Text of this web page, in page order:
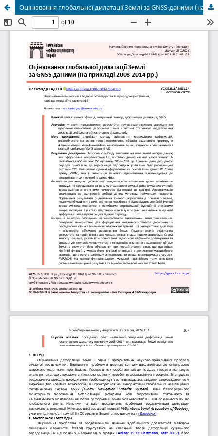
Оцінювання глобальної дилатації Землі за GNSS-даними (на прикладі 2008-2014 рр.)